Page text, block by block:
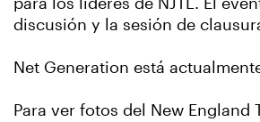
discusión y la sesión de
Net Generation está
Para ver fotos del New England